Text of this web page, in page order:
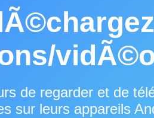
de regarder et de
sur leurs appareils